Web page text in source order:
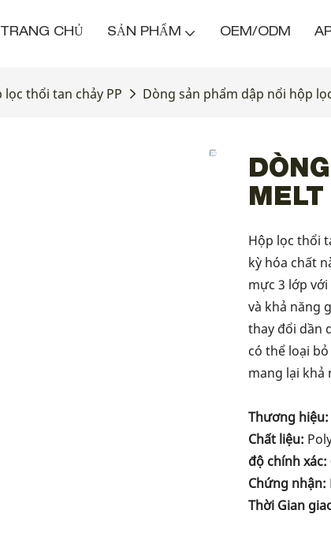
TRANG CHỦ SẢN PHẨM OEM/ODM
lọc thổi tan chảy PP Dòng sản phẩm dập nổi hộp
MELT
Hộp lọc thổi
kỳ hóa chất
mực 3 lớp
và khả năng
thay đổi dần
có thể loại
mang lại khả
Thương hiệu:
Chất liệu:
độ chính xác:
Chứng nhận:
Thời Gian